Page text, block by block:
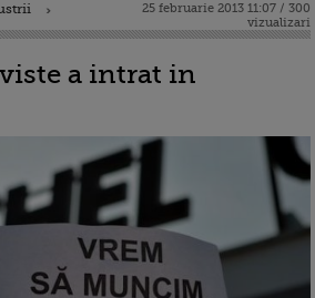
25 februarie 2013 11:07 / 300
vizualizari
a intrat in